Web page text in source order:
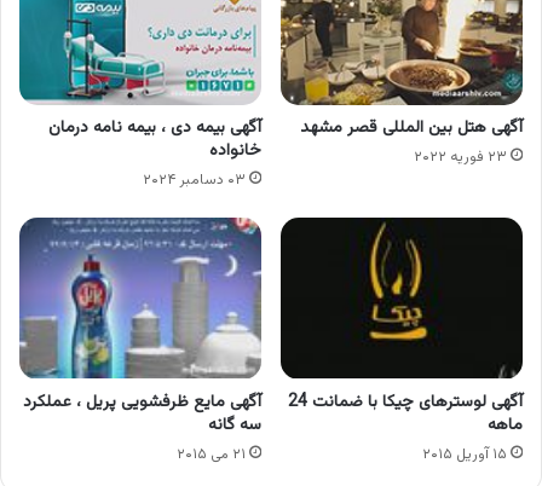
آگهی هتل بین المللی قصر مشهد
۲۳ فوریه ۲۰۲۲
آگهی بیمه دی ، بیمه نامه درمان
خانواده
۰۳ دسامبر ۲۰۲۴
آگهی لوسترهای چیکا با ضمانت 24
ماهه
۱۵ آوریل ۲۰۱۵
آگهی مایع ظرفشویی پریل ، عملکرد
سه گانه
۲۱ می ۲۰۱۵